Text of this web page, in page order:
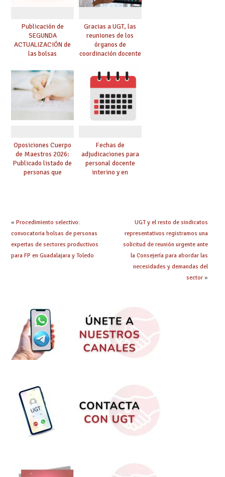
Publicación de
SEGUNDA
ACTUALIZACIÓN de
las bolsas
Cuerpo de Maestros
de especialidades
convocadas a
oposición
Gracias a UGT, las
reuniones de los
órganos de
coordinación docente
de manera
telemática, sin exigir
presencialidad en el
centro
Oposiciones Cuerpo
de Maestros 2026:
Publicado listado de
personas que
Fechas de
adjudicaciones para
personal docente
interino y en
« Procedimiento selectivo:
convocatoria bolsas de personas
expertas de sectores productivos
para FP en Guadalajara y Toledo
UGT y el resto de sindicatos
representativos registramos una
solicitud de reunión urgente ante
la Consejería para abordar las
necesidades y demandas del
sector»